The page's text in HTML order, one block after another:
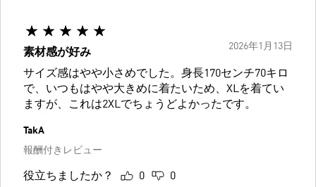
2026年1月13日
素材感が好み
サイズ感はやや小さめでした。身長170センチ70キロ
で、いつもはやや大きめに着たいため、XLを着てい
ますが、これは2XLでちょうどよかったです。
TakA
報酬付きレビュー
役立ちましたか？ 0 0